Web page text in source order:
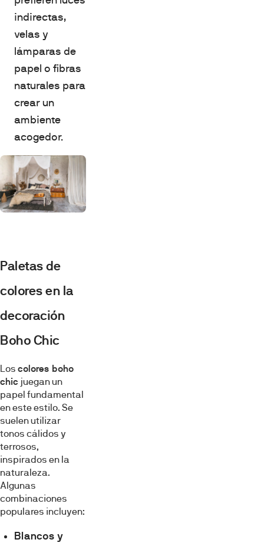
indirectas,
velas y
lámparas de
papel o fibras
naturales para
crear un
ambiente
acogedor.
Paletas de
colores en la
decoración
Boho Chic
Los colores boho
chic juegan un
papel fundamental
en este estilo. Se
suelen utilizar
tonos cálidos y
terrosos,
inspirados en la
naturaleza.
Algunas
combinaciones
populares incluyen:
Blancos y